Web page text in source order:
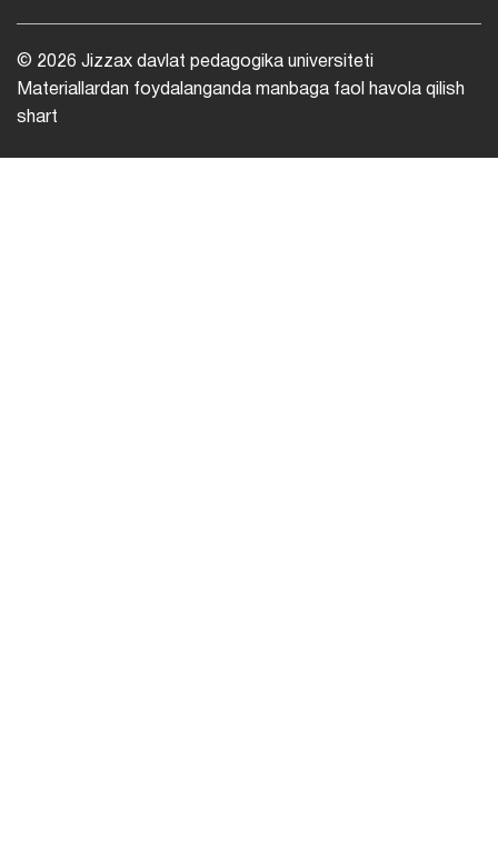
© 2026 Jizzax davlat pedagogika universiteti
Materiallardan foydalanganda manbaga faol havola qilish
shart